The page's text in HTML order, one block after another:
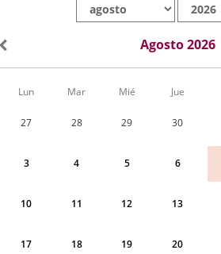
Agosto 2026
Calendario
correspondiente
Lun Mar Mié Jue
27 28 29 30
3 4 5 6
10 11 12 13
17 18 19 20